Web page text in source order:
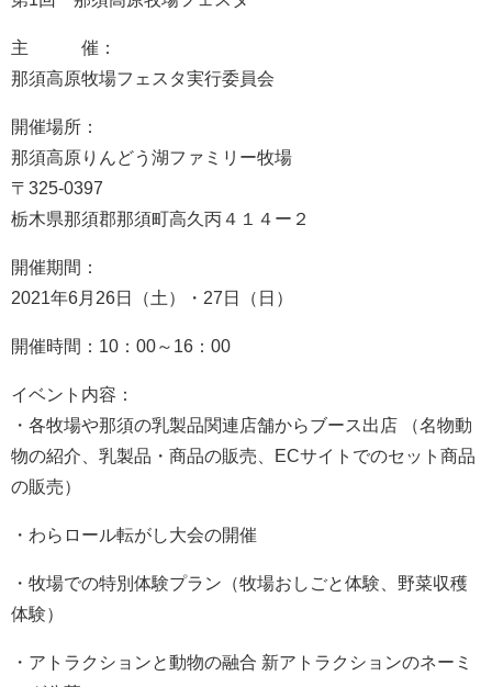
主 催：
那須高原牧場フェスタ実行委員会
開催場所：
那須高原りんどう湖ファミリー牧場
〒325-0397
栃木県那須郡那須町高久丙４１４ー２
開催期間：
2021年6月26日（土）・27日（日）
開催時間：10：00～16：00
イベント内容：
・各牧場や那須の乳製品関連店舗からブース出店 （名物動
物の紹介、乳製品・商品の販売、ECサイトでのセット商品
の販売）
・わらロール転がし大会の開催
・牧場での特別体験プラン（牧場おしごと体験、野菜収穫
体験）
・アトラクションと動物の融合 新アトラクションのネーミ